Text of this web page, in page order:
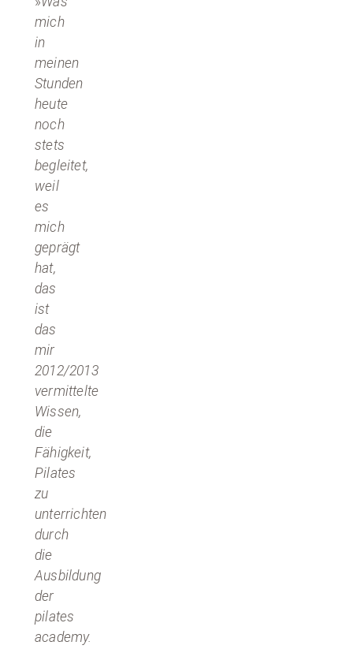
mich
in
meinen
Stunden
heute
noch
stets
begleitet,
weil
es
mich
geprägt
hat,
das
ist
das
mir
2012/2013
vermittelte
Wissen,
die
Fähigkeit,
Pilates
zu
unterrichten
durch
die
Ausbildung
der
pilates
academy.